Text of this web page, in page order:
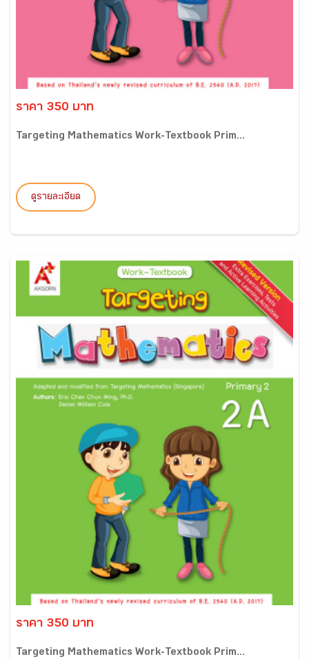
ราคา 350 บาท
Targeting Mathematics Work-Textbook Prim...
ดูรายละเอียด
ราคา 350 บาท
Targeting Mathematics Work-Textbook Prim...